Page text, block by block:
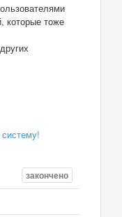
которые тоже
закончено